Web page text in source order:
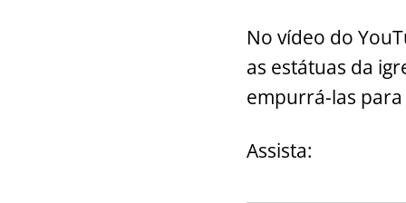
o
k
No vídeo do
as estátuas da
empurrá-las
Assista: